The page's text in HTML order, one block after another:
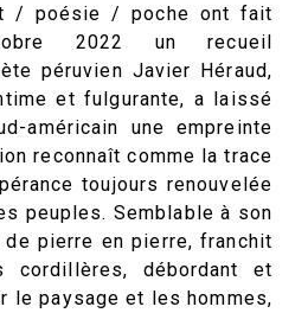
/ poésie / poche ont fait
2022 un recueil
péruvien Javier Héraud,
et fulgurante, a laissé
américain une empreinte
reconnaît comme la trace
toujours renouvelée
peuples. Semblable à son
pierre en pierre, franchit
débordant et
le paysage et les hommes,